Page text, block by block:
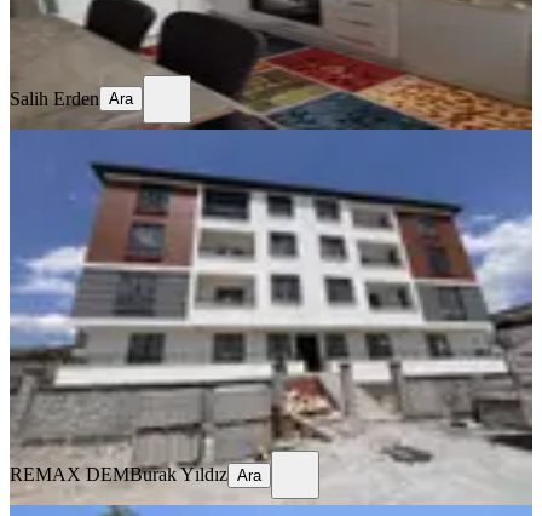
Salih Erden
Salih Erden Ara
Remax Dem'den Cumhuriyet Mah.
2+1 Kiralık Daire
Merkez, Başbağlar Mahallesi
2+1·90 m²·1. Kat 04.08.2026
19.500 ₺
REMAX DEMBurak Yıldız
REMAX DEMBurak Yıldız Ara